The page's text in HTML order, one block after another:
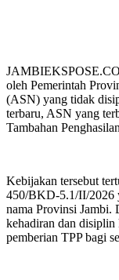
oleh Pemerintah
(ASN) yang tidak
terbaru, ASN yang
Tambahan
Kebijakan tersebut
450/BKD-5.1/II/2026
nama Provinsi Jambi.
kehadiran dan
pemberian TPP bagi